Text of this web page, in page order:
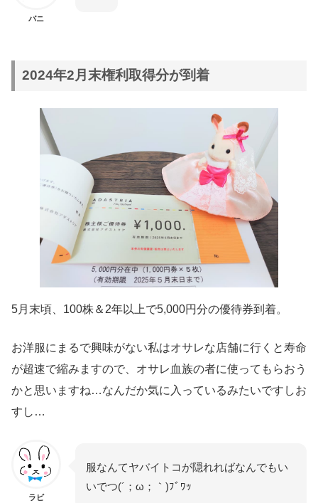
バニ
2024年2月末権利取得分が到着
5月末頃、100株＆2年以上で5,000円分の優待券到着。
お洋服にまるで興味がない私はオサレな店舗に行くと寿命
が超速で縮みますので、オサレ血族の者に使ってもらおう
かと思いますね…なんだか気に入っているみたいですしお
すし…
ラビ
服なんてヤバイトコが隠れればなんでもい
いでつ(´；ω；｀)ﾌﾞﾜｯ